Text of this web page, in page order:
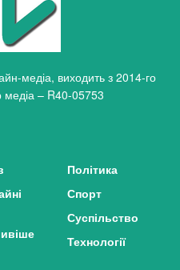
медіа, виходить з 2014-го
медіа – R40-05753
Політика
Спорт
Суспільство
Технології